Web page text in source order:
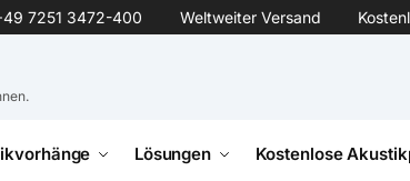
7251 3472-400 Weltweiter Versand
Lösungen Kostenlose